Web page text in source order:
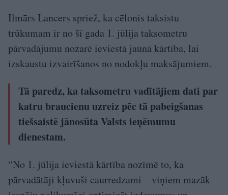
Ilmārs Lancers spriež, ka cēlonis taksistu
trūkumam ir no šī gada 1. jūlija taksometru
pārvadājumu nozarē ieviestā jaunā kārtība, lai
izskaustu izvairīšanos no nodokļu maksājumiem.
Tā paredz, ka taksometru vadītājiem dati par
katru braucienu uzreiz pēc tā pabeigšanas
tiešsaistē jānosūta Valsts ieņēmumu
dienestam.
“No 1. jūlija ieviestā kārtība nozīmē to, ka
pārvadātāji kļuvuši caurredzami – viņiem mazāk